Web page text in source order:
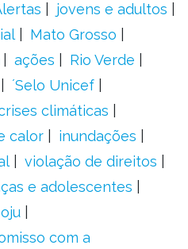
jovens e adultos
Mato Grosso
ações
Rio Verde
´Selo Unicef
climáticas
calor
inundações
violação de direitos
e adolescentes
com a